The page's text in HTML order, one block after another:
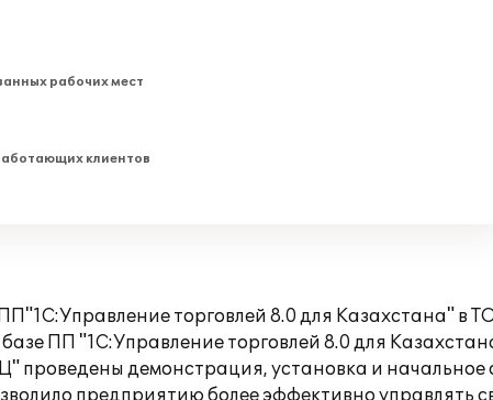
рабочих мест
клиентов
торговлей 8.0 для Казахстана" в
ПП "1С:Управление торговлей 8.0 для
проведены демонстрация, установка и начальное
предприятию более эффективно управлять